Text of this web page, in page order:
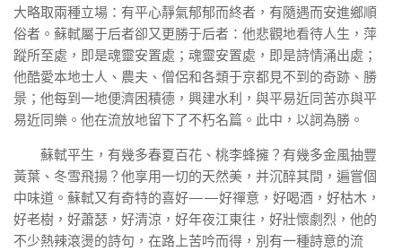
大略取兩種立場：有平心靜氣郁郁而終者，有隨遇而安進鄉順
俗者。蘇軾屬于后者卻又更勝于后者：他悲觀地看待人生，萍
蹤所至處，即是魂靈安置處；魂靈安置處，即是詩情涌出處；
他酷愛本地士人、農夫、僧侶和各類于京都見不到的奇跡、勝
景；他每到一地便濟困積德，興建水利，與平易近同苦亦與平
易近同樂。他在流放地留下了不朽名篇。此中，以詞為勝。
蘇軾平生，有幾多春夏百花、桃李蜂擁？有幾多金風抽豐
黃葉、冬雪飛揚？他享用一切的天然美，并沉醉其間，遍嘗個
中味道。蘇軾又有奇特的喜好——好禪意，好喝酒，好枯木，
好老樹，好蕭瑟，好清涼，好年夜江東往，好壯懷劇烈，他的
不少熱辣滾燙的詩句，在路上苦吟而得，別有一種詩意的流